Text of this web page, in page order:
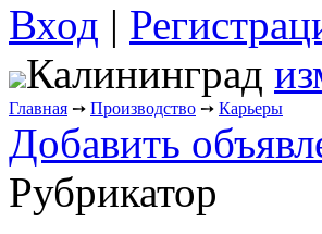
Вход |
Калининград
Главная ➙ Производство ➙ Карьеры
Добавить
Рубрикатор